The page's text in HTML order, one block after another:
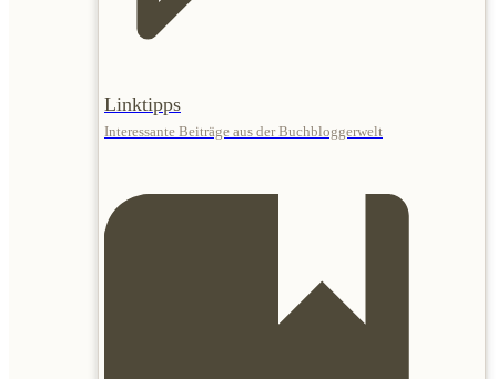
Linktipps
Interessante Beiträge aus der Buchbloggerwelt